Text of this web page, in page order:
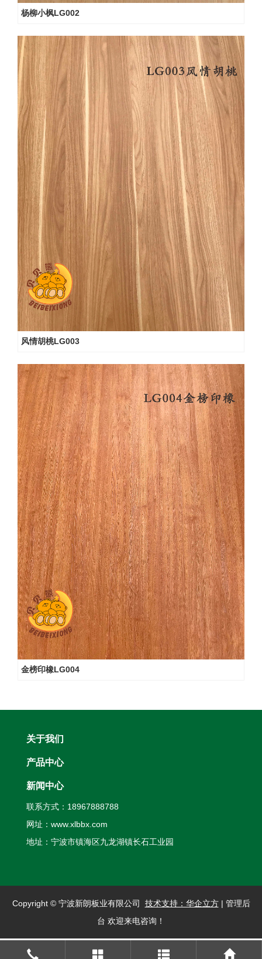
杨柳小枫LG002
风情胡桃LG003
金榜印橡LG004
关于我们
产品中心
新闻中心
联系方式：18967888788
网址： www.xlbbx.com
地址：宁波市镇海区九龙湖镇长石工业园
Copyright © 宁波新朗板业有限公司 技术支持：华企立方| 管理后
台 欢迎来电咨询！